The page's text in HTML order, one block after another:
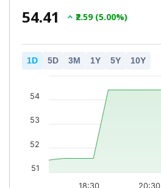
₹54.41 ₹2.59 (5.00%)
1D 5D 3M 1Y 5Y 10Y
18:30 20:30
51
52
53
54